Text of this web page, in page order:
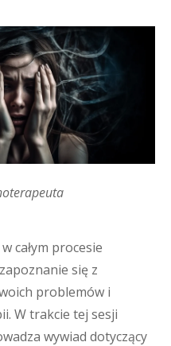
całym procesie
się z
problemów i
W trakcie tej sesji
wywiad dotyczący